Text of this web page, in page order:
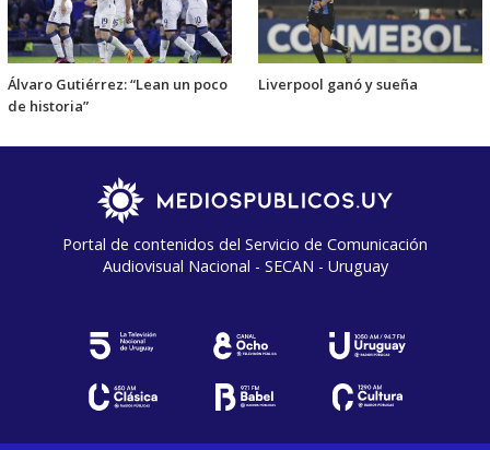
Álvaro Gutiérrez: “Lean un poco
de historia”
Liverpool ganó y sueña
Portal de contenidos del Servicio de Comunicación
Audiovisual Nacional - SECAN - Uruguay